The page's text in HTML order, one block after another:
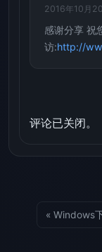
2016年10月
感谢分享 祝
访:http://
评论已关闭。
« Windows